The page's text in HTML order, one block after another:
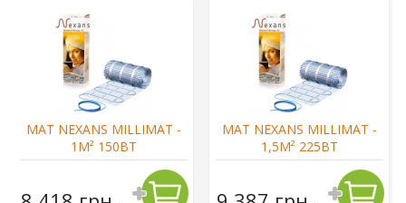
МАТ NEXANS MILLIMAT -
1М² 150ВТ
МАТ NEXANS MILLIMAT -
1,5М² 225ВТ